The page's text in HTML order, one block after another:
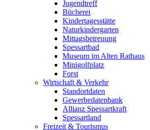
Jugendtreff
Bücherei
Kindertagesstätte
Naturkindergarten
Mittagsbetreuung
Spessartbad
Museum im Alten Rathaus
Minigolfplatz
Forst
Wirtschaft & Verkehr
Standortdaten
Gewerbedatenbank
Allianz Spessartkraft
Spessartland
Freizeit & Tourismus